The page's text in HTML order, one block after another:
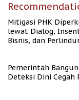
Mitigasi PHK
lewat Dialog,
Bisnis, dan
Pemerintah
Deteksi Dini Cegah